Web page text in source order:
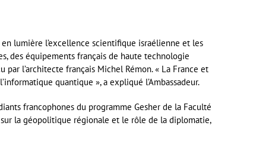
lumière l’excellence scientifique israélienne et les
des équipements français de haute technologie
l’architecte français Michel Rémon. « La France et
quantique », a expliqué l’Ambassadeur.
francophones du programme Gesher de la Faculté
la géopolitique régionale et le rôle de la diplomatie,